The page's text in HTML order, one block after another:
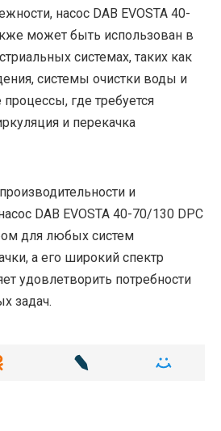
насос DAB EVOSTA 40-
может быть использован в
системах, таких как
системы очистки воды и
где требуется
и перекачка
и
DAB EVOSTA 40-70/130 DPC
для любых систем
а его широкий спектр
удовлетворить потребности
задач.